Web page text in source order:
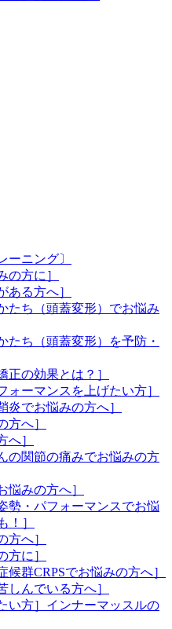
ーニング〕
の方に］
ある方へ］
たち（頭蓋変形）でお悩み
たち（頭蓋変形）を予防・
正の効果とは？］
ォーマンスを上げたい方］
炎でお悩みの方へ］
方へ］
へ］
の関節の痛みでお悩みの方
悩みの方へ］
勢・パフォーマンスでお悩
！］
方へ］
方に］
候群CRPSでお悩みの方へ］
しんでいる方へ］
い方］インナーマッスルの